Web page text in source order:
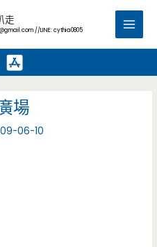
走
//LINE: cythia0805
Main
場
06-10